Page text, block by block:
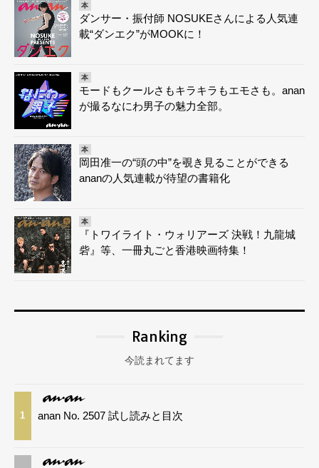
本
ダンサー・振付師 NOSUKEさんによる人気連
載“ダンエク”がMOOKに！
本
モードもクールさもキラキラもエモさも。anan
が撮るなにわ男子の魅力全部。
本
岡田准一の“頭の中”を覗き見ることができる
ananの人気連載が待望の書籍化
本
『トワイライト・ウォリアーズ 決戦！九龍城
砦』等、一冊丸ごと香港映画特集！
Ranking
今読まれてます
1 anan No. 2507 試し読みと目次